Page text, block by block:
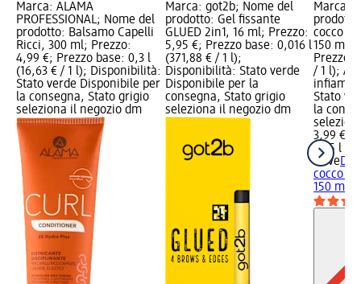
Marca: ALAMA
PROFESSIONAL; Nome del
prodotto: Balsamo Capelli
Ricci, 300 ml; Prezzo:
4,99 €; Prezzo base: 0,3 l
(16,63 € / 1 l); Disponibilità:
Stato verde Disponibile per
la consegna, Stato grigio
seleziona il negozio dm
Marca: got2b; Nome del
prodotto: Gel fissante
GLUED 2in1, 16 ml; Prezzo:
5,95 €; Prezzo base: 0,016 l
(371,88 € / 1 l);
Disponibilità: Stato verde
Disponibile per la
consegna, Stato grigio
seleziona il negozio dm
Marca:
cocco e
150 ml;
Prezzo
/ 1 l);
Stato
la
3,99 €
0,15 l
Dove
cocco e
150 ml